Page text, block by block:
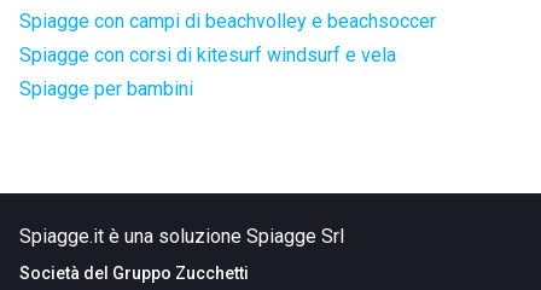
Spiagge con campi di beachvolley e beachsoccer
Spiagge con corsi di kitesurf windsurf e vela
Spiagge per bambini
Spiagge.it è una soluzione Spiagge Srl
Società del Gruppo Zucchetti